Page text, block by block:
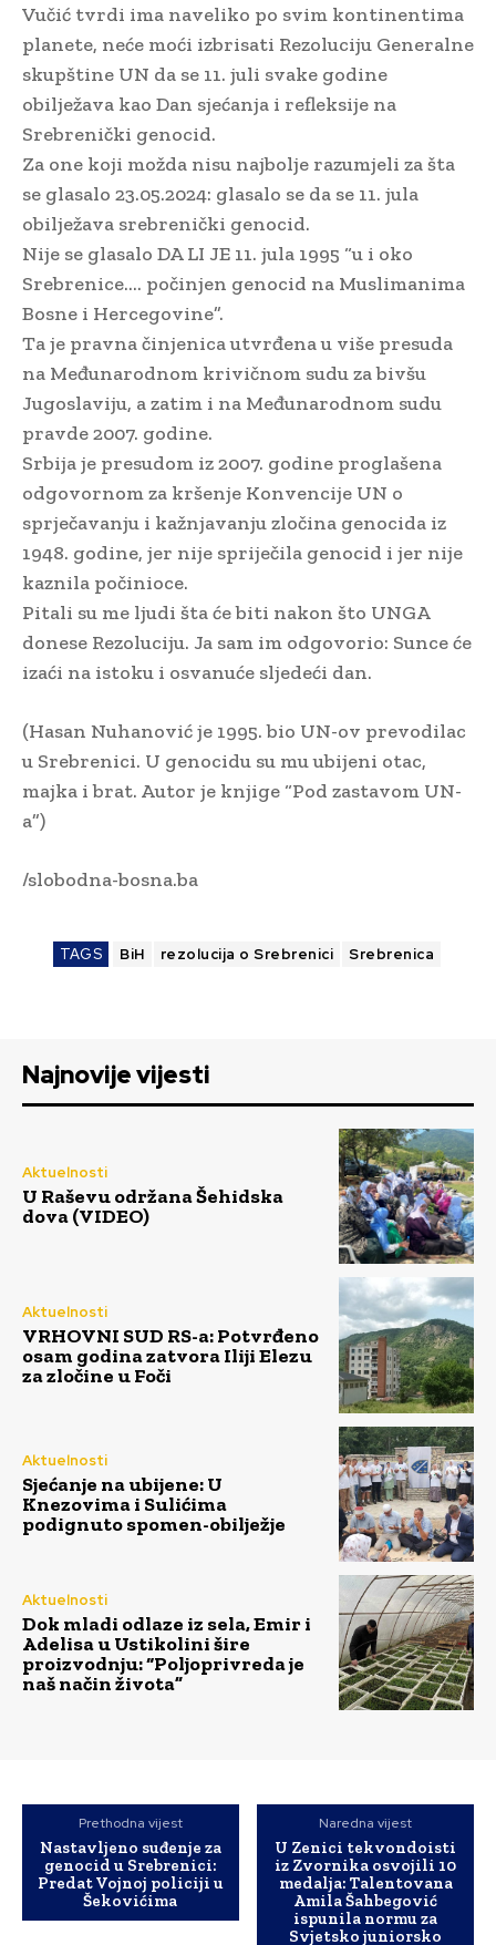
Vučić tvrdi ima naveliko po svim kontinentima
planete, neće moći izbrisati Rezoluciju Generalne
skupštine UN da se 11. juli svake godine
obilježava kao Dan sjećanja i refleksije na
Srebrenički genocid.
Za one koji možda nisu najbolje razumjeli za šta
se glasalo 23.05.2024: glasalo se da se 11. jula
obilježava srebrenički genocid.
Nije se glasalo DA LI JE 11. jula 1995 “u i oko
Srebrenice…. počinjen genocid na Muslimanima
Bosne i Hercegovine”.
Ta je pravna činjenica utvrđena u više presuda
na Međunarodnom krivičnom sudu za bivšu
Jugoslaviju, a zatim i na Međunarodnom sudu
pravde 2007. godine.
Srbija je presudom iz 2007. godine proglašena
odgovornom za kršenje Konvencije UN o
sprječavanju i kažnjavanju zločina genocida iz
1948. godine, jer nije spriječila genocid i jer nije
kaznila počinioce.
Pitali su me ljudi šta će biti nakon što UNGA
donese Rezoluciju. Ja sam im odgovorio: Sunce će
izaći na istoku i osvanuće sljedeći dan.
(Hasan Nuhanović je 1995. bio UN-ov prevodilac
u Srebrenici. U genocidu su mu ubijeni otac,
majka i brat. Autor je knjige “Pod zastavom UN-
a”)
/slobodna-bosna.ba
TAGS BiH rezolucija o Srebrenici Srebrenica
Najnovije vijesti
Aktuelnosti
U Raševu održana Šehidska
dova (VIDEO)
Aktuelnosti
VRHOVNI SUD RS-a: Potvrđeno
osam godina zatvora Iliji Elezu
za zločine u Foči
Aktuelnosti
Sjećanje na ubijene: U
Knezovima i Sulićima
podignuto spomen-obilježje
Aktuelnosti
Dok mladi odlaze iz sela, Emir i
Adelisa u Ustikolini šire
proizvodnju: “Poljoprivreda je
naš način života”
Prethodna vijest
Nastavljeno suđenje za
genocid u Srebrenici:
Predat Vojnoj policiji u
Šekovićima
Naredna vijest
U Zenici tekvondoisti
iz Zvornika osvojili 10
medalja: Talentovana
Amila Šahbegović
ispunila normu za
Svjetsko juniorsko